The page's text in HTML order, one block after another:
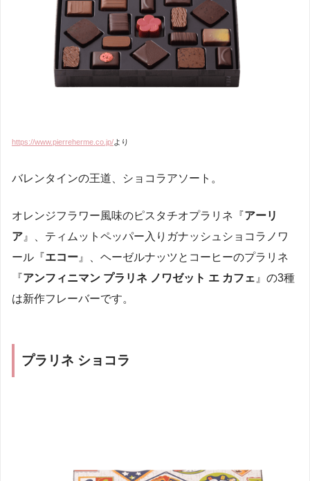
https://www.pierreherme.co.jp/より
バレンタインの王道、ショコラアソート。
オレンジフラワー風味のピスタチオプラリネ『アーリ
ア 』、ティムットペッパー入りガナッシュショコラノワ
ール『エコー 』、ヘーゼルナッツとコーヒーのプラリネ
『アンフィニマン プラリネ ノワゼット エ カフェ 』の3種
は新作フレーバーです。
プラリネ ショコラ